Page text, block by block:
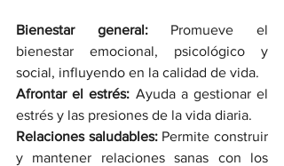
Bienestar general: Promueve el
bienestar emocional, psicológico y
social, influyendo en la calidad de vida.
Afrontar el estrés: Ayuda a gestionar el
estrés y las presiones de la vida diaria.
Relaciones saludables: Permite construir
y mantener relaciones sanas con los